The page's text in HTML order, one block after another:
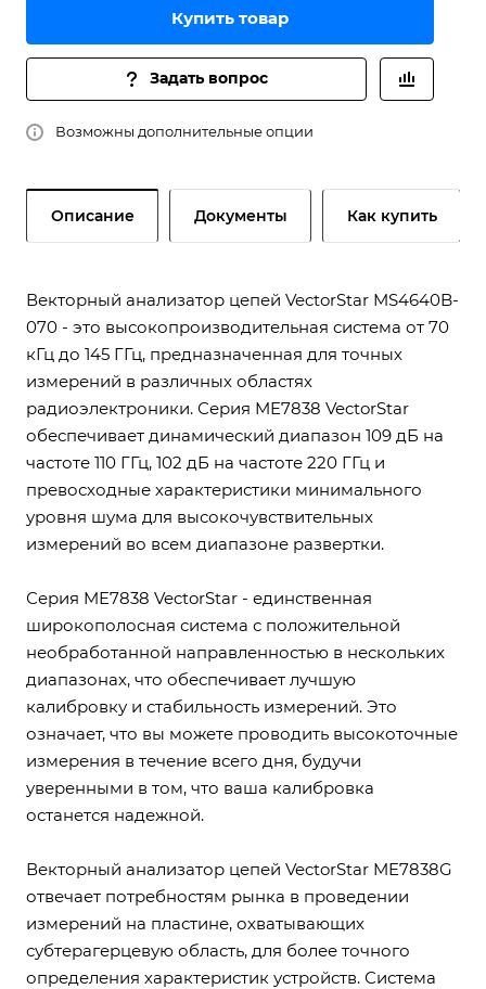
Купить товар
Задать вопрос
Возможны дополнительные опции
Описание Документы Как купить
Векторный анализатор цепей VectorStar MS4640B-
070 - это высокопроизводительная система от 70
кГц до 145 ГГц, предназначенная для точных
измерений в различных областях
радиоэлектроники. Серия ME7838 VectorStar
обеспечивает динамический диапазон 109 дБ на
частоте 110 ГГц, 102 дБ на частоте 220 ГГц и
превосходные характеристики минимального
уровня шума для высокочувствительных
измерений во всем диапазоне развертки.
Серия ME7838 VectorStar - единственная
широкополосная система с положительной
необработанной направленностью в нескольких
диапазонах, что обеспечивает лучшую
калибровку и стабильность измерений. Это
означает, что вы можете проводить высокоточные
измерения в течение всего дня, будучи
уверенными в том, что ваша калибровка
останется надежной.
Векторный анализатор цепей VectorStar ME7838G
отвечает потребностям рынка в проведении
измерений на пластине, охватывающих
субтерагерцевую область, для более точного
определения характеристик устройств. Система